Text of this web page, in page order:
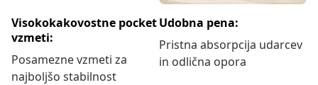
Visokokakovostne pocket
vzmeti:
Posamezne vzmeti za
najboljšo stabilnost
Udobna pena:
Pristna absorpcija udarcev
in odlična opora